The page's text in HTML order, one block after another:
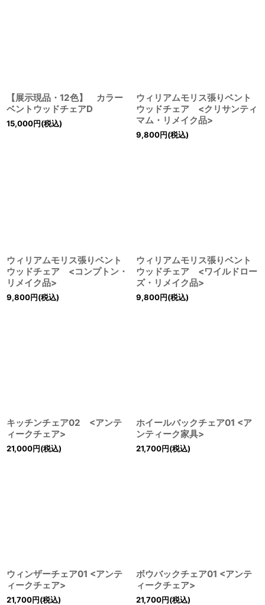
【展示現品・12色】 カラー
ベントウッドチェアD
15,000円(税込)
ウィリアムモリス張りベント
ウッドチェア <クリサンティ
マム・リメイク品>
9,800円(税込)
ウィリアムモリス張りベント
ウッドチェア <コンプトン・
リメイク品>
9,800円(税込)
ウィリアムモリス張りベント
ウッドチェア <ワイルドロー
ズ・リメイク品>
9,800円(税込)
キッチンチェア02 <アンテ
ィークチェア>
21,000円(税込)
ホイールバックチェア01 <ア
ンティーク家具>
21,700円(税込)
ウィンザーチェア01 <アンテ
ィークチェア>
21,700円(税込)
ボウバックチェア01 <アンテ
ィークチェア>
21,700円(税込)